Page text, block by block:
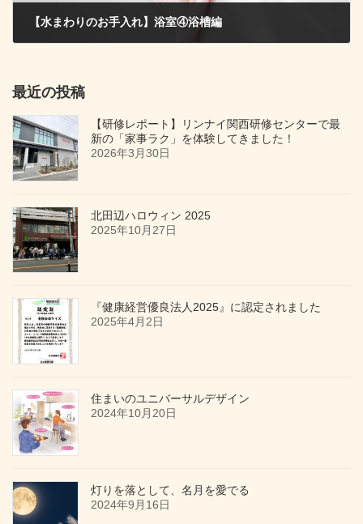
【水まわりのお手入れ】浴室④浴槽編
最近の投稿
【研修レポート】リンナイ関西研修センターで最
新の「家事ラク」を体験してきました！
2026年3月30日
北田辺ハロウィン 2025
2025年10月27日
『健康経営優良法人2025』に認定されました
2025年4月2日
住まいのユニバーサルデザイン
2024年10月20日
灯りを落として、名月を愛でる
2024年9月16日